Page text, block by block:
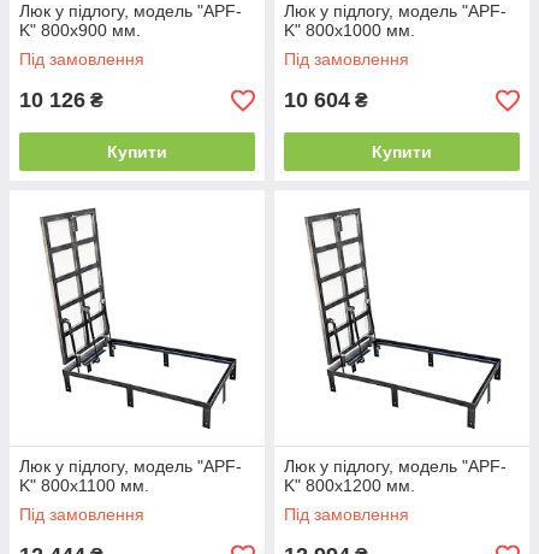
Люк у підлогу, модель "APF-
K" 800х900 мм.
Під замовлення
10 126 ₴
Купити
Люк у підлогу, модель "APF-
K" 800х1000 мм.
Під замовлення
10 604 ₴
Купити
Люк у підлогу, модель "APF-
K" 800х1100 мм.
Під замовлення
Люк у підлогу, модель "APF-
K" 800х1200 мм.
Під замовлення